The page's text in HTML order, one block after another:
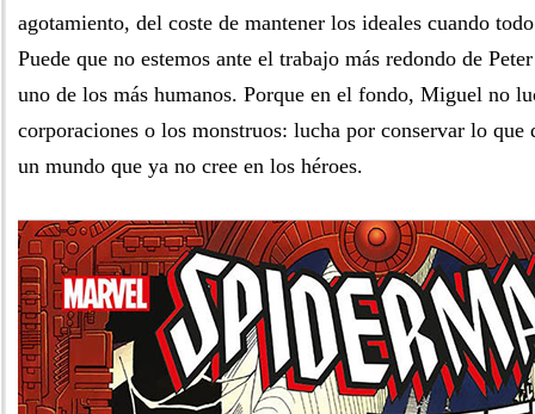
agotamiento, del coste de mantener los ideales cuando
Puede que no estemos ante el trabajo más redondo de
uno de los más humanos. Porque en el fondo, Miguel no
corporaciones o los monstruos: lucha por conservar lo que
un mundo que ya no cree en los héroes.